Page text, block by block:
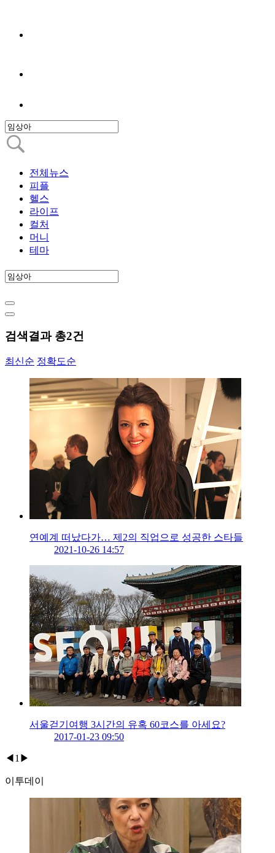
전체뉴스
피플
헬스
라이프
컬처
머니
테마
검색결과 총2건
최신순 정확도순
연예계 떠났다가… 제2의 직업으로 성공한 스타들
2021-10-26 14:57
서울걷기여행 3시간의 유혹 60코스를 아세요?
2017-01-23 09:50
◀ 1 ▶
이투데이